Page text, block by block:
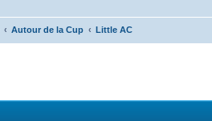
Autour de la Cup Little AC